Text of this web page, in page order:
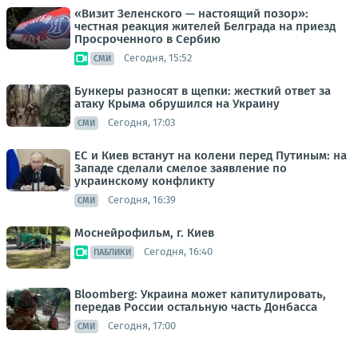
«Визит Зеленского — настоящий позор»:
честная реакция жителей Белграда на приезд
Просроченного в Сербию
СМИ Сегодня, 15:52
Бункеры разносят в щепки: жесткий ответ за
атаку Крыма обрушился на Украину
СМИ Сегодня, 17:03
ЕС и Киев встанут на колени перед Путиным: на
Западе сделали смелое заявление по
украинскому конфликту
СМИ Сегодня, 16:39
Моснейрофильм, г. Киев
ПАБЛИКИ Сегодня, 16:40
Bloomberg: Украина может капитулировать,
передав России остальную часть Донбасса
СМИ Сегодня, 17:00